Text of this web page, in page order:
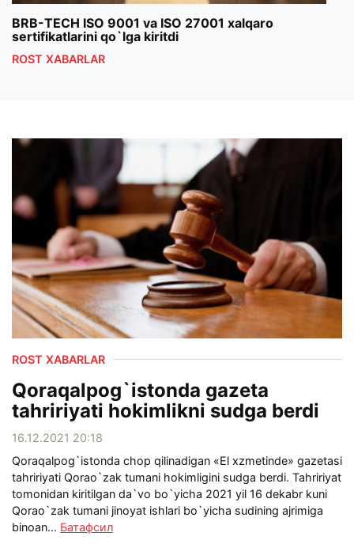
BRB-TECH ISO 9001 va ISO 27001 xalqaro
sertifikatlarini qo`lga kiritdi
ROST XABARLAR
ROST XABARLAR
Qoraqalpog`istonda gazeta
tahririyati hokimlikni sudga berdi
16.12.2021 20:18
Qoraqalpog`istonda chop qilinadigan «El xzmetinde» gazetasi
tahririyati Qorao`zak tumani hokimligini sudga berdi. Tahririyat
tomonidan kiritilgan da`vo bo`yicha 2021 yil 16 dekabr kuni
Qorao`zak tumani jinoyat ishlari bo`yicha sudining ajrimiga
binoan... Батафсил